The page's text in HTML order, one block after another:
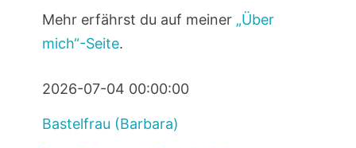
Mehr erfährst du auf meiner „Über
mich“-Seite.
2026-07-04 00:00:00
Bastelfrau (Barbara)